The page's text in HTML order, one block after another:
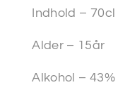
Indhold – 70cl
Alder – 15år
Alkohol – 43%